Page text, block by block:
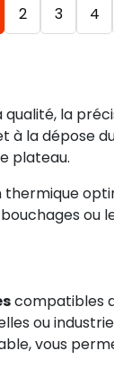
2 3 4
la
à la dépose
plateau.
ou
compatibles
ou
vous